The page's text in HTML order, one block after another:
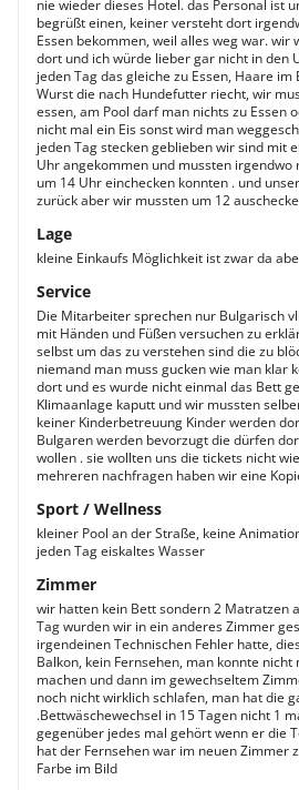
nie wieder dieses Hotel. das Personal ist
begrüßt einen, keiner versteht dort
Essen bekommen, weil alles weg war. wir
dort und ich würde lieber gar nicht in den
jeden Tag das gleiche zu Essen, Haare im
Wurst die nach Hundefutter riecht, wir
essen, am Pool darf man nichts zu Essen
nicht mal ein Eis sonst wird man
jeden Tag stecken geblieben wir sind mit
Uhr angekommen und mussten
um 14 Uhr einchecken konnten . und
zurück aber wir mussten um 12
Lage
kleine Einkaufs Möglichkeit ist zwar da
Service
Die Mitarbeiter sprechen nur Bulgarisch
mit Händen und Füßen versuchen zu
selbst um das zu verstehen sind die zu
niemand man muss gucken wie man klar
dort und es wurde nicht einmal das Bett
Klimaanlage kaputt und wir mussten
keiner Kinderbetreuung Kinder werden
Bulgaren werden bevorzugt die dürfen
wollen . sie wollten uns die tickets nicht
mehreren nachfragen haben wir eine
Sport / Wellness
kleiner Pool an der Straße, keine
jeden Tag eiskaltes Wasser
Zimmer
wir hatten kein Bett sondern 2 Matratzen
Tag wurden wir in ein anderes Zimmer
irgendeinen Technischen Fehler hatte,
Balkon, kein Fernsehen, man konnte nicht
machen und dann im gewechseltem
noch nicht wirklich schlafen, man hat die
.Bettwäschewechsel in 15 Tagen nicht 1
gegenüber jedes mal gehört wenn er die
hat der Fernsehen war im neuen Zimmer
Farbe im Bild